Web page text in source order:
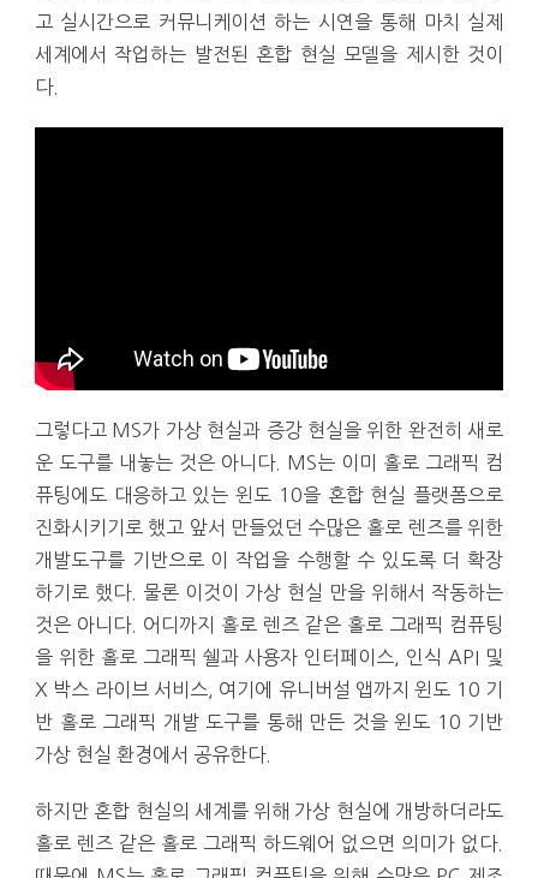
고 실시간으로 커뮤니케이션 하는 시연을 통해 마치 실제
세계에서 작업하는 발전된 혼합 현실 모델을 제시한 것이
다.
그렇다고 MS가 가상 현실과 증강 현실을 위한 완전히 새로
운 도구를 내놓는 것은 아니다. MS는 이미 홀로 그래픽 컴
퓨팅에도 대응하고 있는 윈도 10을 혼합 현실 플랫폼으로
진화시키기로 했고 앞서 만들었던 수많은 홀로 렌즈를 위한
개발도구를 기반으로 이 작업을 수행할 수 있도록 더 확장
하기로 했다. 물론 이것이 가상 현실 만을 위해서 작동하는
것은 아니다. 어디까지 홀로 렌즈 같은 홀로 그래픽 컴퓨팅
을 위한 홀로 그래픽 쉘과 사용자 인터페이스, 인식 API 및
X 박스 라이브 서비스, 여기에 유니버설 앱까지 윈도 10 기
반 홀로 그래픽 개발 도구를 통해 만든 것을 윈도 10 기반
가상 현실 환경에서 공유한다.
하지만 혼합 현실의 세계를 위해 가상 현실에 개방하더라도
홀로 렌즈 같은 홀로 그래픽 하드웨어 없으면 의미가 없다.